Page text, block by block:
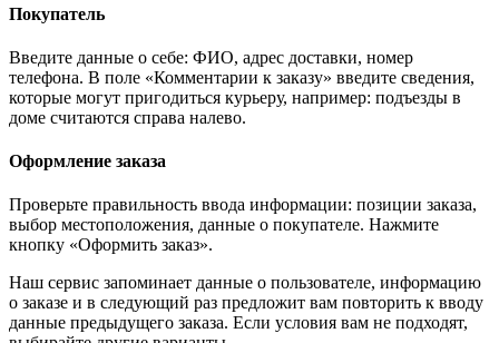
Покупатель
Введите данные о себе: ФИО, адрес доставки, номер
телефона. В поле «Комментарии к заказу» введите сведения,
которые могут пригодиться курьеру, например: подъезды в
доме считаются справа налево.
Оформление заказа
Проверьте правильность ввода информации: позиции заказа,
выбор местоположения, данные о покупателе. Нажмите
кнопку «Оформить заказ».
Наш сервис запоминает данные о пользователе, информацию
о заказе и в следующий раз предложит вам повторить к вводу
данные предыдущего заказа. Если условия вам не подходят,